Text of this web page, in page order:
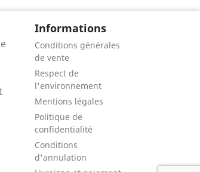
Informations
Conditions générales
de vente
Respect de
l'environnement
Mentions légales
Politique de
confidentialité
Conditions
d'annulation